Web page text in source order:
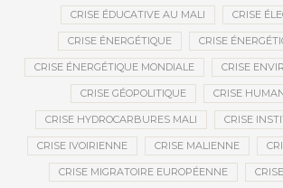
CRISE ÉDUCATIVE AU MALI CRISE
CRISE ÉNERGÉTIQUE CRISE
CRISE ÉNERGÉTIQUE MONDIALE CRISE
CRISE GÉOPOLITIQUE CRISE
CRISE HYDROCARBURES MALI CRISE
CRISE IVOIRIENNE CRISE MALIENNE
CRISE MIGRATOIRE EUROPÉENNE